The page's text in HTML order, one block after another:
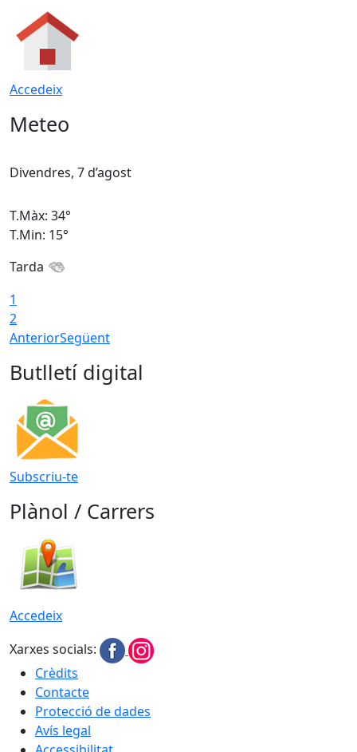
Accedeix
Meteo
Divendres, 7 d’agost
T.Màx: 34°
T.Min: 15°
Tarda
1
2
AnteriorSegüent
Butlletí digital
Subscriu-te
Plànol / Carrers
Accedeix
Xarxes socials:
Crèdits
Contacte
Protecció de dades
Avís legal